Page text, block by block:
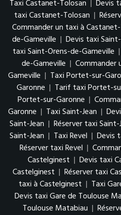
Taxi Castanet-Tolosan Devis
taxi Castanet-Tolosan |
Commander un taxi à
de-Gameville | Devis taxi
taxi Saint-Orens-de-Gameville |
de-Gameville | Commander
Gameville | Taxi Portet-sur-
Garonne | Tarif taxi Portet-
Portet-sur-Garonne |
Garonne | Taxi Saint-Jean |
Saint-Jean | Réserver taxi Saint-
Saint-Jean | Taxi Revel | Devis
Réserver taxi Revel |
Castelginest | Devis taxi
Castelginest | Réserver taxi
taxi à Castelginest | Taxi
Devis taxi Gare de Toulouse
Toulouse Matabiau |